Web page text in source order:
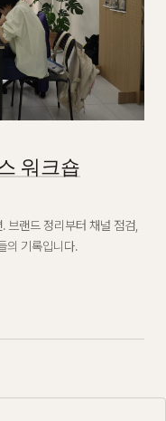
워크숍
브랜드 정리부터 채널 점검,
의 기록입니다.